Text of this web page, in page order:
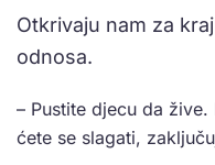
Otkrivaju nam za
odnosa.
– Pustite djecu da
ćete se slagati,